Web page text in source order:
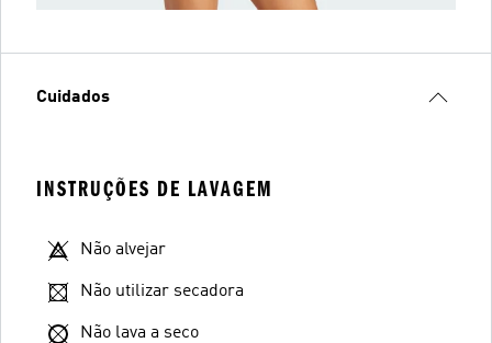
Cuidados
INSTRUÇÕES DE LAVAGEM
Não alvejar
Não utilizar secadora
Não lava a seco